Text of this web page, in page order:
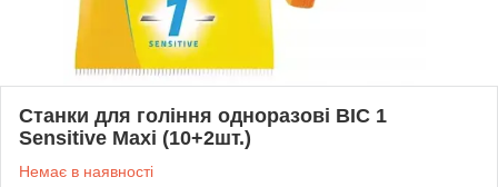
Станки для гоління одноразові BIC 1
Sensitive Maxi (10+2шт.)
Немає в наявності